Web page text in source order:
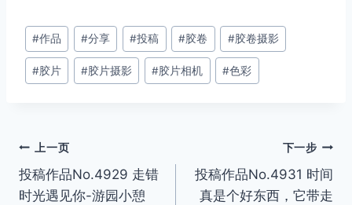
文
章
标
#作品 #分享 #投稿 #胶卷 #胶卷摄影
#胶片 #胶片摄影 #胶片相机 #色彩
文
章
上一页
投稿作品No.4929 走错
时光遇见你-游园小憩
下一步
投稿作品No.4931 时间
真是个好东西，它带走